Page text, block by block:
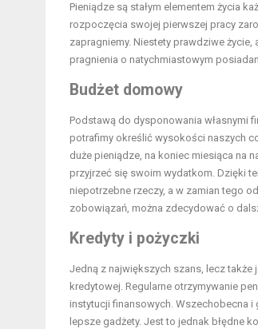
Pieniądze są stałym elementem życia
rozpoczęcia swojej pierwszej pracy
zapragniemy. Niestety prawdziwe
pragnienia o natychmiastowym
Budżet domowy
Podstawą do dysponowania własnymi
potrafimy określić wysokości naszych
duże pieniądze, na koniec miesiąca na
przyjrzeć się swoim wydatkom. Dzięki
niepotrzebne rzeczy, a w zamian tego
zobowiązań, można zdecydować o
Kredyty i pożyczki
Jedną z największych szans, lecz
kredytowej. Regularne otrzymywanie
instytucji finansowych. Wszechobecna
lepsze gadżety. Jest to jednak błędne